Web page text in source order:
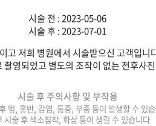
시술 전 : 2023-05-06
시술 후 : 2023-07-01
고 저희 병원에서 시술받으신 고객입니
촬영되었고 별도의 조작이 없는 전후사
시술 후 주의사항 및 부작용
멍, 홍반, 감염, 통증, 부종 등이 발생할 수 있습
시술 후 색소침착, 화상 등이 생길 수 있습니다